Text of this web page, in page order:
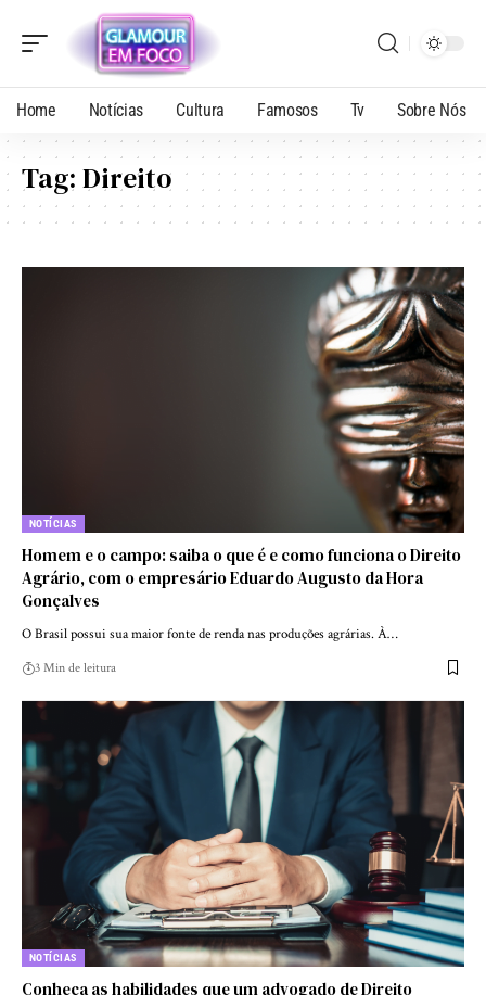
Home Notícias Cultura Famosos Tv Sobre Nós
Tag:Direito
NOTÍCIAS
Homem e o campo: saiba o que é e como funciona o Direito
Agrário, com o empresário Eduardo Augusto da Hora
Gonçalves
O Brasil possui sua maior fonte de renda nas produções agrárias. À…
3 Min de leitura
NOTÍCIAS
Conheça as habilidades que um advogado de Direito